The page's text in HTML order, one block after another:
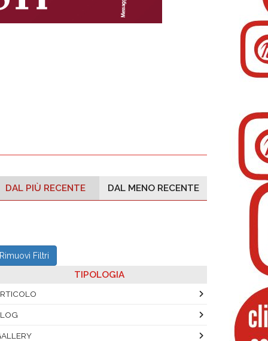
DAL PIÙ RECENTE DAL MENO RECENTE
Rimuovi Filtri
TIPOLOGIA